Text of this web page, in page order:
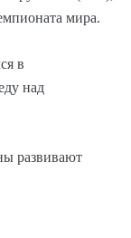
мира.
в
над
развивают